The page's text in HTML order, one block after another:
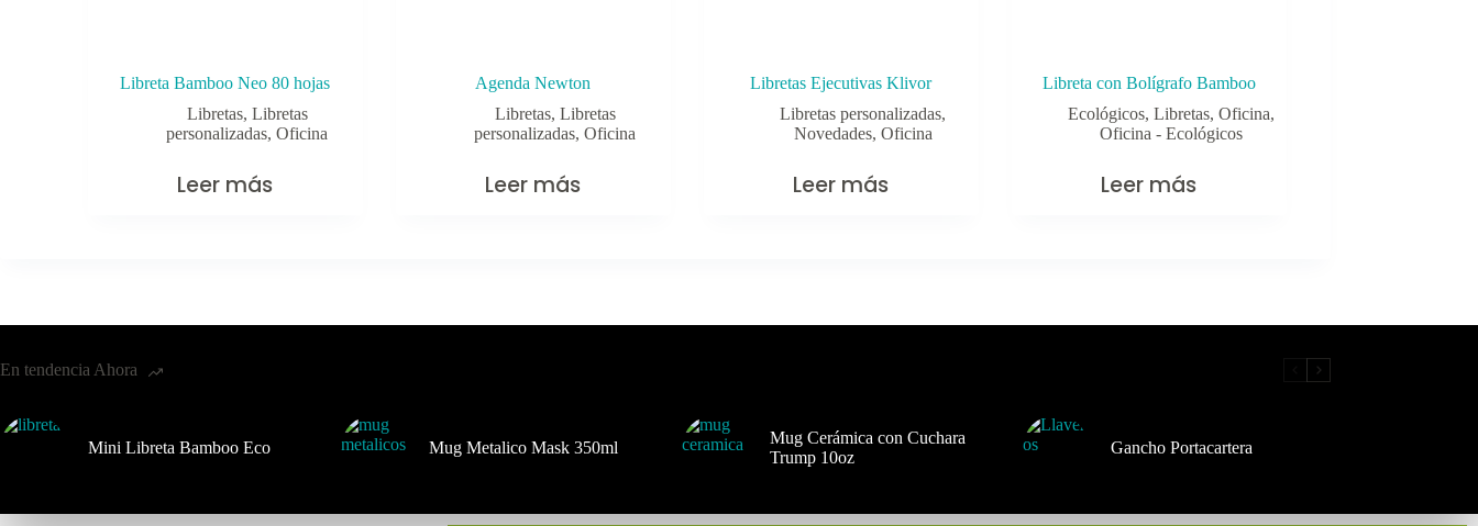
Libreta Bamboo Neo 80 hojas
Libretas, Libretas
personalizadas,Oficina
Leer más
Agenda Newton
Libretas, Libretas
personalizadas,Oficina
Leer más
Libretas Ejecutivas Klivor
Libretas personalizadas,
Novedades, Oficina
Leer más
Libreta con Bolígrafo Bamboo
Ecológicos, Libretas, Oficina,
Oficina - Ecológicos
Leer más
En tendencia Ahora
Mini Libreta Bamboo Eco Mug Metalico Mask 350ml
Mug Cerámica con Cuchara
Trump 10oz
Gancho Portacartera